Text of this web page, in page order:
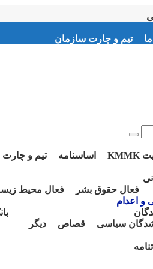
تیم و چارت سازمان
Search
اساسنامە
تیم و
فعال حقوق بشر
فعال محیط
و اعدام
شدگان سیاسی
قصاص دیگر